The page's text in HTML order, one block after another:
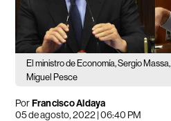
El ministro de Economía, Sergio
Miguel Pesce
PorFrancisco Aldaya
05 de agosto, 2022 | 06:40 PM